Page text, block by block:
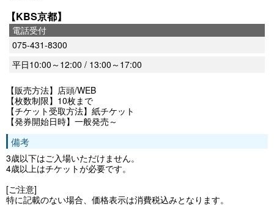
【KBS京都】
電話受付
075-431-8300
平日10:00～12:00 / 13:00～17:00
【販売方法】店頭/WEB
【枚数制限】10枚まで
【チケット受取方法】紙チケット
【発券開始日時】一般発売～
備考
3歳以下はご入場いただけません。
4歳以上はチケットが必要です。
[ご注意]
特に記載のない場合、価格表示は消費税込みとなります。